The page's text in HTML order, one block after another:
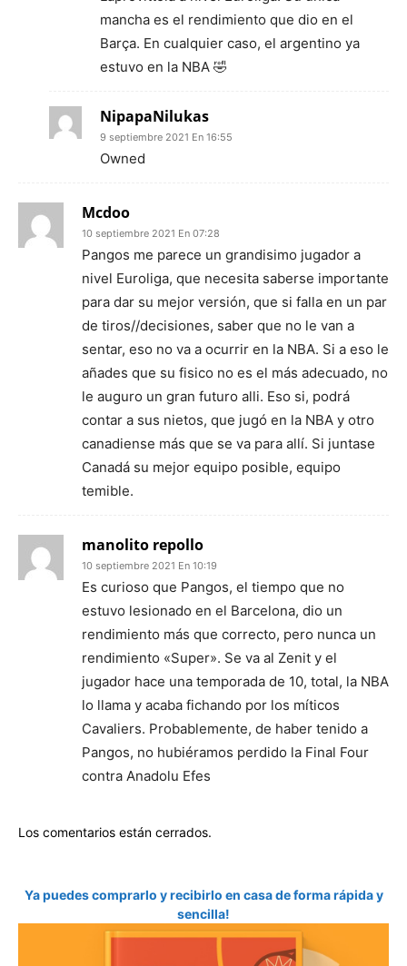
mancha es el rendimiento que dio en el
Barça. En cualquier caso, el argentino ya
estuvo en la NBA 🤣
NipapaNilukas
9 septiembre 2021 En 16:55
Owned
Mcdoo
10 septiembre 2021 En 07:28
Pangos me parece un grandisimo jugador a
nivel Euroliga, que necesita saberse importante
para dar su mejor versión, que si falla en un par
de tiros//decisiones, saber que no le van a
sentar, eso no va a ocurrir en la NBA. Si a eso le
añades que su fisico no es el más adecuado, no
le auguro un gran futuro alli. Eso si, podrá
contar a sus nietos, que jugó en la NBA y otro
canadiense más que se va para allí. Si juntase
Canadá su mejor equipo posible, equipo
temible.
manolito repollo
10 septiembre 2021 En 10:19
Es curioso que Pangos, el tiempo que no
estuvo lesionado en el Barcelona, dio un
rendimiento más que correcto, pero nunca un
rendimiento «Super». Se va al Zenit y el
jugador hace una temporada de 10, total, la NBA
lo llama y acaba fichando por los míticos
Cavaliers. Probablemente, de haber tenido a
Pangos, no hubiéramos perdido la Final Four
contra Anadolu Efes
Los comentarios están cerrados.
Ya puedes comprarlo y recibirlo en casa de forma rápida y
sencilla!